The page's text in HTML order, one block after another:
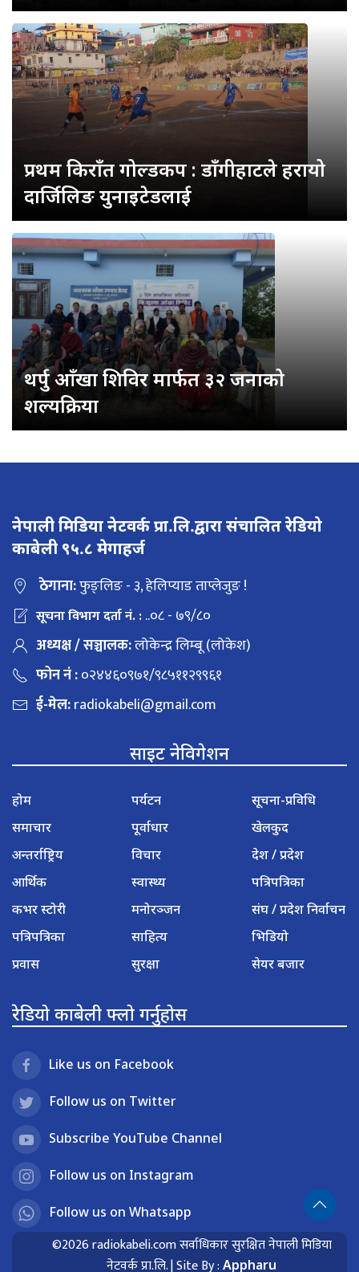
प्रथम किराँत गोल्डकप : डाँगीहाटले हरायो
दार्जिलिङ युनाइटेडलाई
थर्पु आँखा शिविर मार्फत ३२ जनाको
शल्यक्रिया
नेपाली मिडिया नेटवर्क प्रा.लि.द्वारा संचालित रेडियो
काबेली ९५.८ मेगाहर्ज
ठेगाना:फुङ्लिङ - ३, हेलिप्याड ताप्लेजुङ !
सूचना विभाग दर्ता नं. :..०८ - ७९/८०
अध्यक्ष / सञ्चालक:लोकेन्द्र लिम्बू (लोकेश)
फोन नं :०२४४६०९७१/९८५११२९९६१
ई-मेल:radiokabeli@gmail.com
साइट नेविगेशन
होम
समाचार
अन्तर्राष्ट्रिय
आर्थिक
कभर स्टोरी
पत्रिपत्रिका
प्रवास
पर्यटन
पूर्वाधार
विचार
स्वास्थ्य
मनोरञ्जन
साहित्य
सुरक्षा
सूचना-प्रविधि
खेलकुद
देश / प्रदेश
पत्रिपत्रिका
संघ / प्रदेश निर्वाचन
भिडियो
सेयर बजार
रेडियो काबेली फ्लो गर्नुहोस
Like us on Facebook
Follow us on Twitter
Subscribe YouTube Channel
Follow us on Instagram
Follow us on Whatsapp
©2026 radiokabeli.com सर्वाधिकार सुरक्षित नेपाली मिडिया
नेटवर्क प्रा.लि. | Site By : Appharu